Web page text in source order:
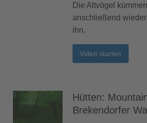
Die Altvögel
anschließend
ihn.
Video starten
Hütten:
Brekendorfer